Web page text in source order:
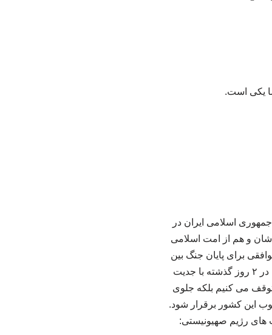
یکی است.
اسلامی ایران در
و هم از امت اسلامی
برای پایان جنگ بین
ایران و امریکا شکل بگیرد شامل توقف حملات در همه جبهه ها به ویژه لبنان خواهد بود. او افزود: در ۲ روز گذشته با جدیت
می کنیم بلکه جلوی
این کشور برقرار شود.
های رژیم صهیونیستی: